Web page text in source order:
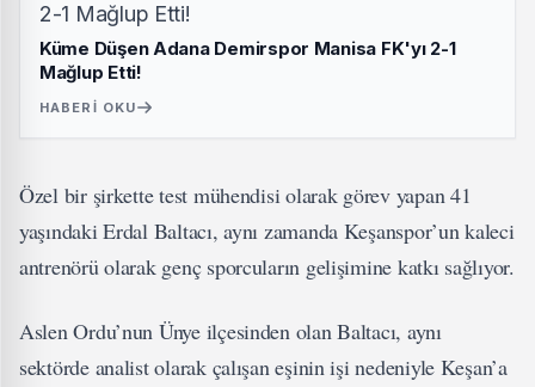
Küme Düşen Adana Demirspor Manisa FK'yı 2-1
Mağlup Etti!
HABERI OKU
Özel bir şirkette test mühendisi olarak görev yapan 41
yaşındaki Erdal Baltacı, aynı zamanda Keşanspor’un kaleci
antrenörü olarak genç sporcuların gelişimine katkı sağlıyor.
Aslen Ordu’nun Ünye ilçesinden olan Baltacı, aynı
sektörde analist olarak çalışan eşinin işi nedeniyle Keşan’a